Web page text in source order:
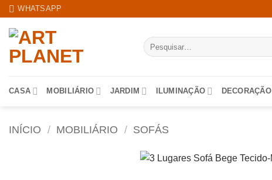
Skip
content
WHATSAPP
Pesquisar
por:
CASA MOBILIÁRIO JARDIM ILUMINAÇÃO DECORAÇÃO
INÍCIO / MOBILIÁRIO / SOFÁS